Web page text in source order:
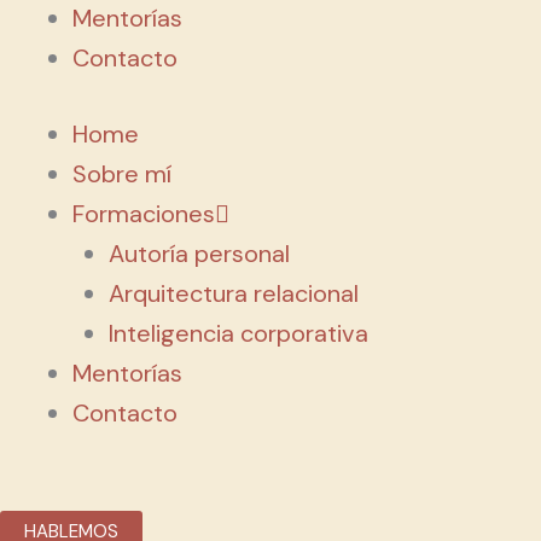
Mentorías
Contacto
Home
Sobre mí
Formaciones
Autoría personal
Arquitectura relacional
Inteligencia corporativa
Mentorías
Contacto
HABLEMOS